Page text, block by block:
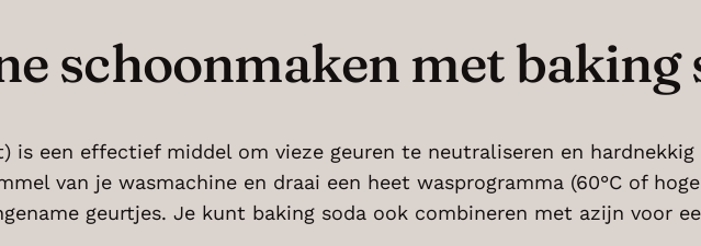
schoonmaken met baking
is een effectief middel om vieze geuren te neutraliseren en
van je wasmachine en draai een heet wasprogramma (60°C of
geurtjes. Je kunt baking soda ook combineren met azijn voor